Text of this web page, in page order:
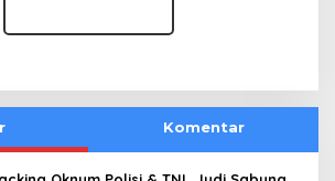
Komentar